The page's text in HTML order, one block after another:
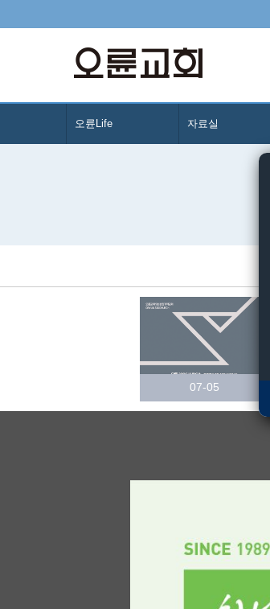
오륜Life 자료실
07-05